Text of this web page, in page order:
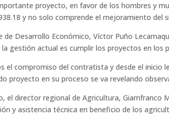
proyecto, en favor de los hombres y
y no solo comprende el mejoramiento
de Desarrollo Económico, Víctor Puño
la gestión actual es cumplir los proyectos en
el compromiso del contratista y desde el inicio
proyecto en su proceso se va revelando
el director regional de Agricultura,
y asistencia técnica en beneficio de los